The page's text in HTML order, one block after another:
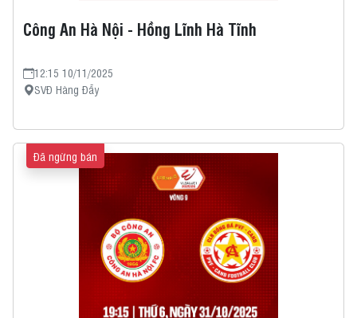
Công An Hà Nội - Hồng Lĩnh Hà Tĩnh
12:15 10/11/2025
SVĐ Hàng Đẫy
Đã ngừng bán